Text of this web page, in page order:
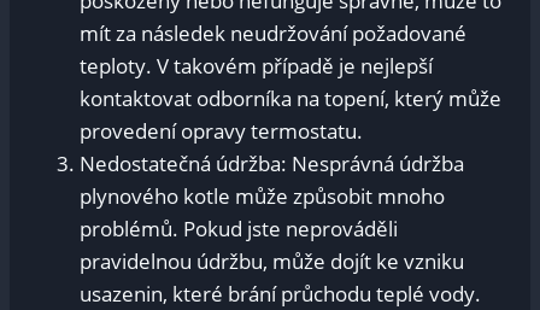
mít za následek neudržování požadované
teploty. V takovém případě je nejlepší
kontaktovat odborníka na topení, který může
provedení opravy termostatu.
Nedostatečná údržba: Nesprávná údržba
plynového kotle může způsobit mnoho
problémů. Pokud jste neprováděli
pravidelnou údržbu, může dojít ke vzniku
usazenin, které brání průchodu teplé vody.